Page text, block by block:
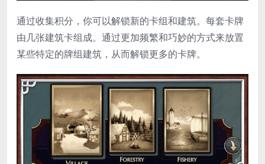
通过收集积分，你可以解锁新的卡组和建筑。每套卡牌
由几张建筑卡组成。通过更加频繁和巧妙的方式来放置
某些特定的牌组建筑，从而解锁更多的卡牌。